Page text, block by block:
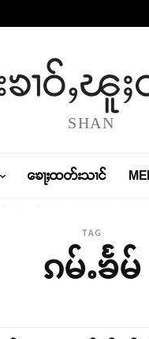
ၢဝ်ႇၽူႈ
SHAN
ၶေႃႈထတ်းသၢင်
TAG
ၵမ်ႉၶႅမ်